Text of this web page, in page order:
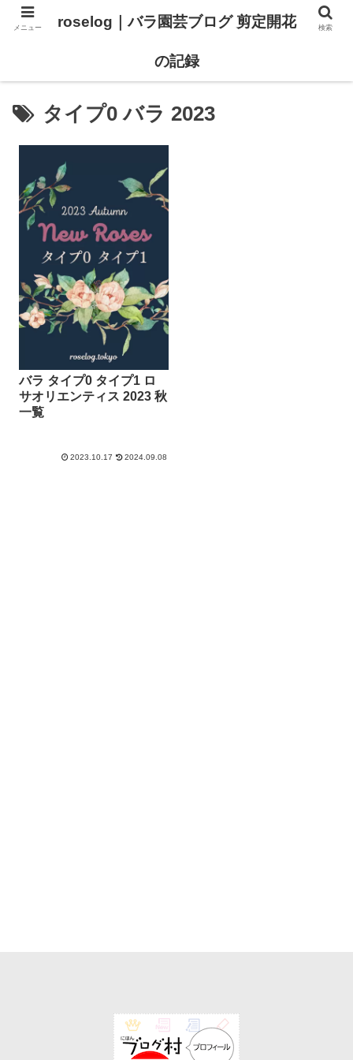
タイプ0 バラ 2023
バラ タイプ0 タイプ1 ロ
サオリエンティス 2023 秋
一覧
2023.10.17 2024.09.08
メニュー roselog｜バラ園芸ブログ 剪定開花
の記録
検索